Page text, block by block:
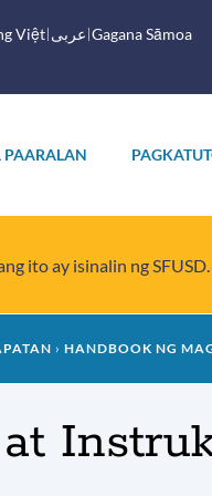
Việt عربى Gagana Sāmoa
PAARALAN
ito ay isinalin ng SFUSD.
HANDBOOK NG